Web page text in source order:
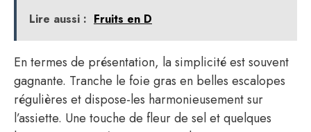
Lire aussi : Fruits en D
En termes de présentation, la simplicité est souvent
gagnante. Tranche le foie gras en belles escalopes
régulières et dispose-les harmonieusement sur
l’assiette. Une touche de fleur de sel et quelques